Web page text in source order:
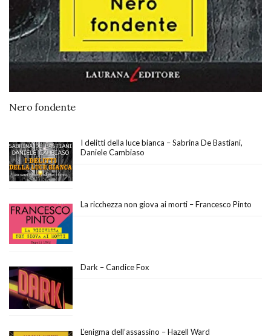
Nero fondente
I delitti della luce bianca – Sabrina De Bastiani,
Daniele Cambiaso
La ricchezza non giova ai morti – Francesco Pinto
Dark – Candice Fox
L’enigma dell’assassino – Hazell Ward